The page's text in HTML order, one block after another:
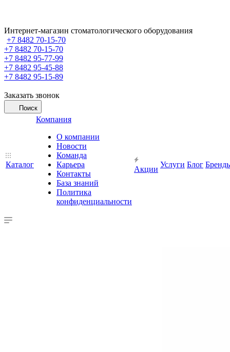
Интернет-магазин стоматологического оборудования
+7 8482 70-15-70
+7 8482 70-15-70
+7 8482 95-77-99
+7 8482 95-45-88
+7 8482 95-15-89
Заказать звонок
Поиск
Каталог
Компания
О компании
Новости
Команда
Карьера
Контакты
База знаний
Политика
конфиденциальности
Акции
Услуги Блог